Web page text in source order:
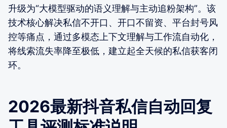
升级为“大模型驱动的语义理解与主动追粉架构”。该
技术核心解决私信不开口、开口不留资、平台封号风
控等痛点，通过多模态上下文理解与工作流自动化，
将线索流失率降至极低，建立起全天候的私信获客闭
环。
2026最新抖音私信自动回复